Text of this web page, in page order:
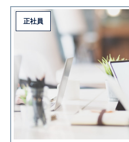
正社員